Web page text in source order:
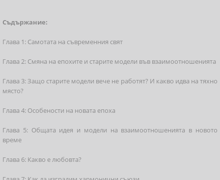
Съдържание:
Глава 1: Самотата на съвременния свят
Глава 2: Смяна на епохите и старите модели във взаимоотношенията
Глава 3: Защо старите модели вече не работят? И какво идва на тяхно
място?
Глава 4: Особености на новата епоха
Глава 5: Общата идея и модели на взаимоотношенията в новото
време
Глава 6: Какво е любовта?